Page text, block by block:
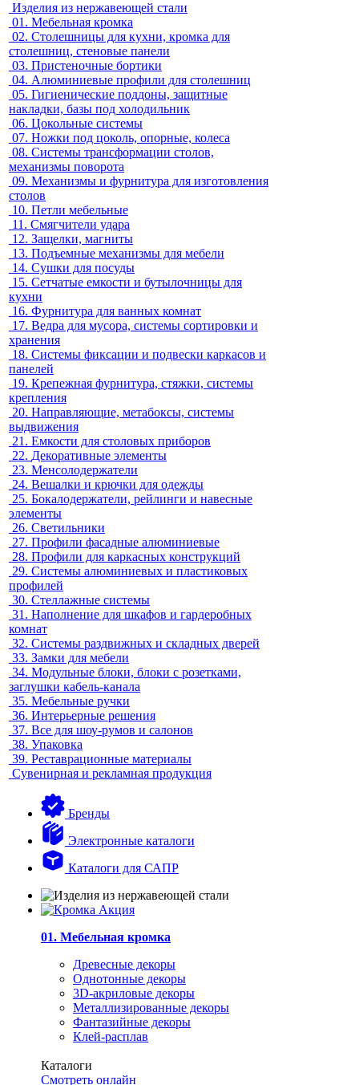
Изделия из нержавеющей стали
01. Мебельная кромка
02. Столешницы для кухни, кромка для
столешниц, стеновые панели
03. Пристеночные бортики
04. Алюминиевые профили для столешниц
05. Гигиенические поддоны, защитные
накладки, базы под холодильник
06. Цокольные системы
07. Ножки под цоколь, опорные, колеса
08. Системы трансформации столов,
механизмы поворота
09. Механизмы и фурнитура для изготовления
столов
10. Петли мебельные
11. Смягчители удара
12. Защелки, магниты
13. Подъемные механизмы для мебели
14. Сушки для посуды
15. Сетчатые емкости и бутылочницы для
кухни
16. Фурнитура для ванных комнат
17. Ведра для мусора, системы сортировки и
хранения
18. Системы фиксации и подвески каркасов и
панелей
19. Крепежная фурнитура, стяжки, системы
крепления
20. Направляющие, метабоксы, системы
выдвижения
21. Емкости для столовых приборов
22. Декоративные элементы
23. Менсолодержатели
24. Вешалки и крючки для одежды
25. Бокалодержатели, рейлинги и навесные
элементы
26. Светильники
27. Профили фасадные алюминиевые
28. Профили для каркасных конструкций
29. Системы алюминиевых и пластиковых
профилей
30. Стеллажные системы
31. Наполнение для шкафов и гардеробных
комнат
32. Системы раздвижных и складных дверей
33. Замки для мебели
34. Модульные блоки, блоки с розетками,
заглушки кабель-канала
35. Мебельные ручки
36. Интерьерные решения
37. Все для шоу-румов и салонов
38. Упаковка
39. Реставрационные материалы
Сувенирная и рекламная продукция
Бренды
Электронные каталоги
Каталоги для САПР
01. Мебельная кромка
Древесные декоры
Однотонные декоры
3D-акриловые декоры
Металлизированные декоры
Фантазийные декоры
Клей-расплав
Каталоги
Смотреть онлайн